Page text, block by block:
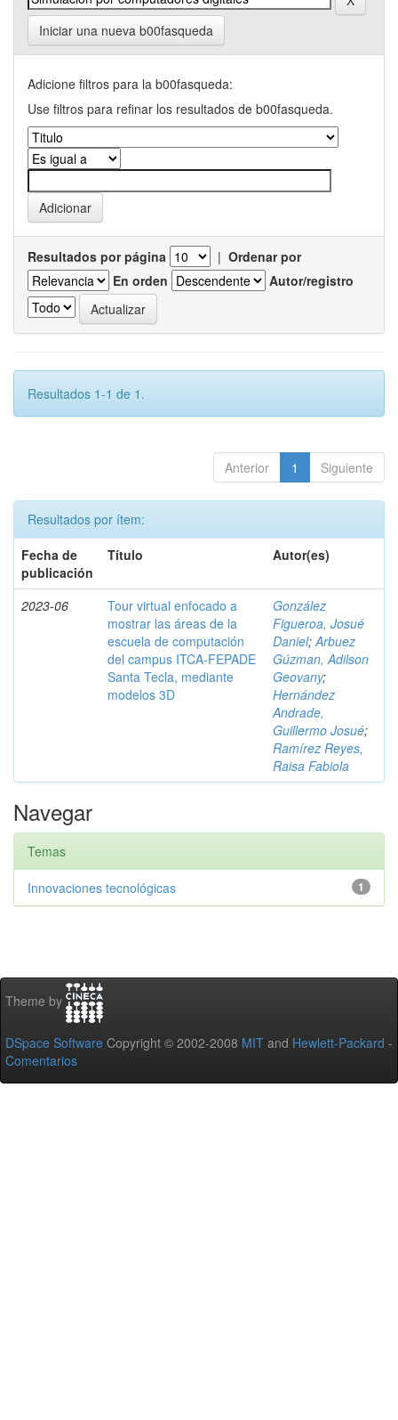
Iniciar una nueva b00fasqueda
Adicione filtros para la b00fasqueda:
Use filtros para refinar los resultados de b00fasqueda.
Resultados por página | Ordenar por
En orden
Autor/registro
Resultados 1-1 de 1.
Anterior 1 Siguiente
Resultados por ítem:
Fecha de
publicación
Título Autor(es)
2023-06
Tour virtual enfocado a
mostrar las áreas de la
escuela de computación
del campus ITCA-FEPADE
Santa Tecla, mediante
modelos 3D
González
Figueroa, Josué
Daniel;Arbuez
Gúzman, Adilson
Geovany;
Hernández
Andrade,
Guillermo Josué;
Ramírez Reyes,
Raisa Fabiola
Navegar
Temas
1
Innovaciones tecnológicas
Theme by
DSpace Software Copyright © 2002-2008 MIT and Hewlett-Packard -
Comentarios